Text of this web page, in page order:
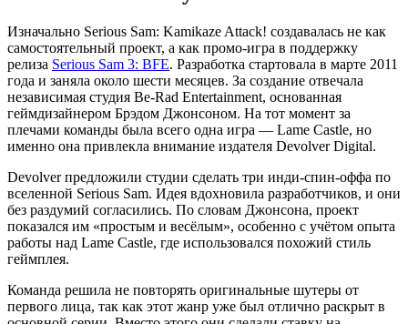
Изначально Serious Sam: Kamikaze Attack! создавалась не как
самостоятельный проект, а как промо-игра в поддержку
релиза Serious Sam 3: BFE. Разработка стартовала в марте 2011
года и заняла около шести месяцев. За создание отвечала
независимая студия Be-Rad Entertainment, основанная
геймдизайнером Брэдом Джонсоном. На тот момент за
плечами команды была всего одна игра — Lame Castle, но
именно она привлекла внимание издателя Devolver Digital.
Devolver предложили студии сделать три инди-спин-оффа по
вселенной Serious Sam. Идея вдохновила разработчиков, и они
без раздумий согласились. По словам Джонсона, проект
показался им «простым и весёлым», особенно с учётом опыта
работы над Lame Castle, где использовался похожий стиль
геймплея.
Команда решила не повторять оригинальные шутеры от
первого лица, так как этот жанр уже был отлично раскрыт в